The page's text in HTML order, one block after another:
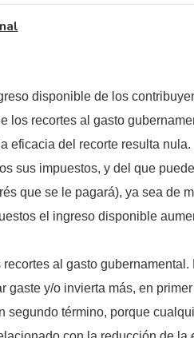
disponible de los
los recortes al gasto
eficacia del recorte resulta nula.
sus impuestos, y del que
que se le pagará), ya sea de
el ingreso disponible
al gasto
y/o invierta más, en
término, porque